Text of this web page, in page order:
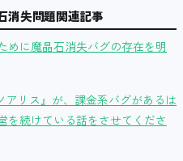
消失問題関連記事
めに魔晶石消失バグの存在を明
アリス』が、課金系バグがあるは
を続けている話をさせてくださ